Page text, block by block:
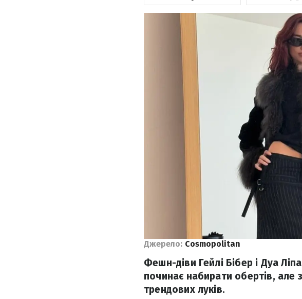
Джерело: Сosmopolitan
Фешн-діви Гейлі Бібер і Дуа
починає набирати обертів,
трендових луків.